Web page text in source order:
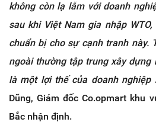
không còn lạ lẫm với doanh
sau khi Việt Nam gia nhập
chuẩn bị cho sự cạnh tranh này.
ngoài thường tập trung xây dựng
là một lợi thế của doanh nghiệp
Dũng, Giám đốc Co.opmart khu
Bắc nhận định.